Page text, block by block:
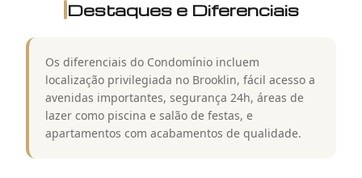
Destaques e Diferenciais
Os diferenciais do Condomínio incluem
localização privilegiada no Brooklin, fácil acesso a
avenidas importantes, segurança 24h, áreas de
lazer como piscina e salão de festas, e
apartamentos com acabamentos de qualidade.